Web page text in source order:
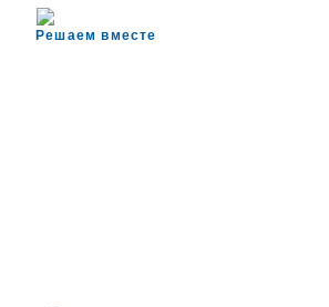
Решаем вместе